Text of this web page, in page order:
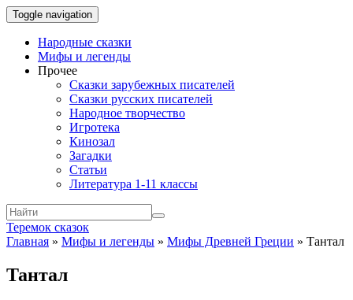
Toggle navigation
Народные сказки
Мифы и легенды
Прочее
Сказки зарубежных писателей
Сказки русских писателей
Народное творчество
Игротека
Кинозал
Загадки
Статьи
Литература 1-11 классы
Теремок сказок
Главная » Мифы и легенды » Мифы Древней Греции » Тантал
Тантал